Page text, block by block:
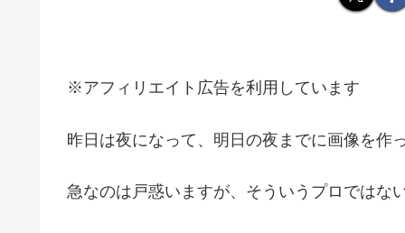
※アフィリエイト広告を利用しています
昨日は夜になって、明日の夜までに画像を作
急なのは戸惑いますが、そういうプロではな